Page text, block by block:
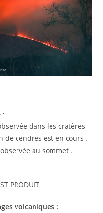
:
dans les cratères
de cendres est en cours .
au sommet .
PRODUIT
​​volcaniques :